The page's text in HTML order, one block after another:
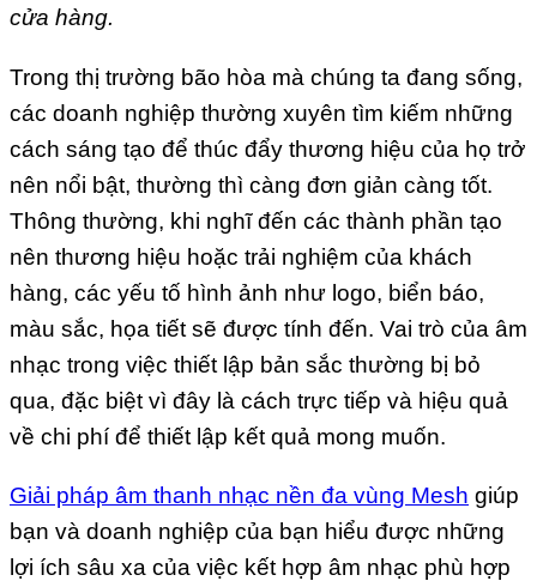
cửa hàng.
Trong thị trường bão hòa mà chúng ta đang sống,
các doanh nghiệp thường xuyên tìm kiếm những
cách sáng tạo để thúc đẩy thương hiệu của họ trở
nên nổi bật, thường thì càng đơn giản càng tốt.
Thông thường, khi nghĩ đến các thành phần tạo
nên thương hiệu hoặc trải nghiệm của khách
hàng, các yếu tố hình ảnh như logo, biển báo,
màu sắc, họa tiết sẽ được tính đến. Vai trò của âm
nhạc trong việc thiết lập bản sắc thường bị bỏ
qua, đặc biệt vì đây là cách trực tiếp và hiệu quả
về chi phí để thiết lập kết quả mong muốn.
Giải pháp âm thanh nhạc nền đa vùng Mesh giúp
bạn và doanh nghiệp của bạn hiểu được những
lợi ích sâu xa của việc kết hợp âm nhạc phù hợp